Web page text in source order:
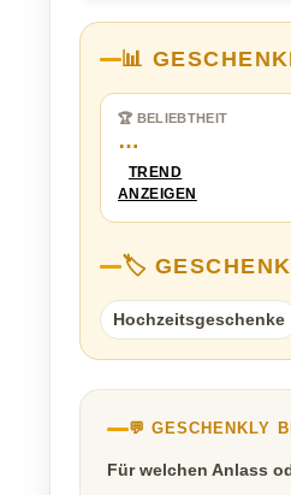
📊
🏆 BELIEBTHEIT
…
TREND
ANZEIGEN
🏷️
Hochzeitsgeschenke
💬 GESCHENKLY
Für welchen Anlass